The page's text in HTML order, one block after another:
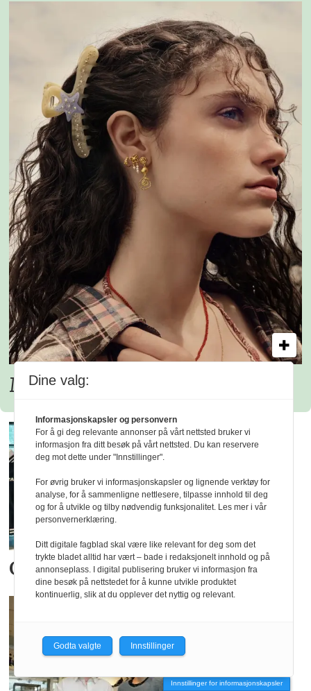
Maanesten
Gant tar inn skoene, også
Innstillinger for informasjonskapsler
Dine valg:
Informasjonskapsler og personvern
For å gi deg relevante annonser på vårt nettsted bruker vi
informasjon fra ditt besøk på vårt nettsted. Du kan reservere
deg mot dette under "Innstillinger".
For øvrig bruker vi informasjonskapsler og lignende verktøy for
analyse, for å sammenligne nettlesere, tilpasse innhold til deg
og for å utvikle og tilby nødvendig funksjonalitet. Les mer i vår
personvernerklæring.
Ditt digitale fagblad skal være like relevant for deg som det
trykte bladet alltid har vært – bade i redaksjonelt innhold og på
annonseplass. I digital publisering bruker vi informasjon fra
dine besøk på nettstedet for å kunne utvikle produktet
kontinuerlig, slik at du opplever det nyttig og relevant.
Godta valgte Innstillinger